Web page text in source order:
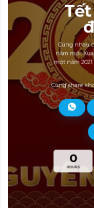
Tết
Cùng nhau
năm mới.
một năm
Cùng share
0
HOURS